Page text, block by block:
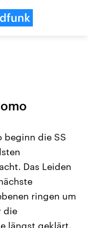
USA
Beiträge,
und
die Vereinigten
großem Einfluss auf
beginn die SS
Das Leiden
ringen um
die
längst geklärt.